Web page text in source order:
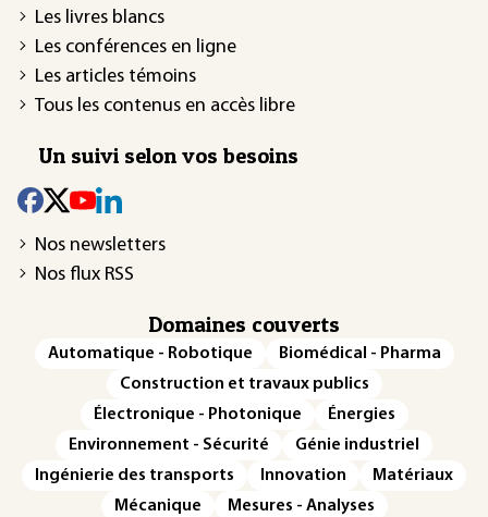
Les livres blancs
Les conférences en ligne
Les articles témoins
Tous les contenus en accès libre
Un suivi selon vos besoins
Nos newsletters
Nos flux RSS
Domaines couverts
Automatique - Robotique
Biomédical - Pharma
Construction et travaux publics
Électronique - Photonique
Énergies
Environnement - Sécurité
Génie industriel
Ingénierie des transports
Innovation
Matériaux
Mécanique
Mesures - Analyses